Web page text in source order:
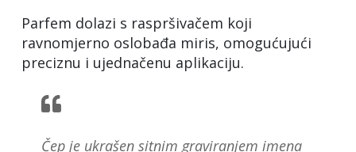
Parfem dolazi s raspršivačem koji
ravnomjerno oslobađa miris, omogućujući
preciznu i ujednačenu aplikaciju.
Čep je ukrašen sitnim graviranjem imena